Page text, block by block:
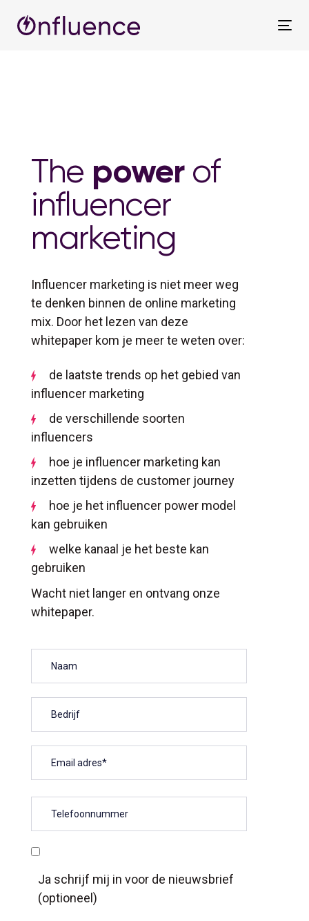
links
The powerof
influencer
marketing
Influencer marketing is niet meer weg
te denken binnen de online marketing
mix. Door het lezen van deze
whitepaper kom je meer te weten over:
de laatste trends op het gebied van
influencer marketing
de verschillende soorten
influencers
hoe je influencer marketing kan
inzetten tijdens de customer journey
hoe je het influencer power model
kan gebruiken
welke kanaal je het beste kan
gebruiken
Wacht niet langer en ontvang onze
whitepaper.
Ja schrijf mij in voor de nieuwsbrief
(optioneel)